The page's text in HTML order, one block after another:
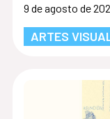
9 de agosto de
ARTES